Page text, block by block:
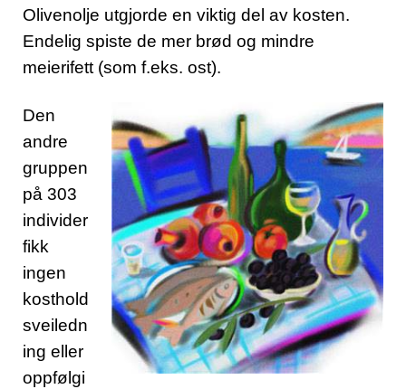
O livenolje utgjorde en viktig del av kosten.
Endelig spiste de mer brød og mindre
meierifett (som f.eks. ost).
Den
andre
gruppen
på 303
individer
fikk
ingen
kosthold
sveiledn
ing eller
oppfølgi